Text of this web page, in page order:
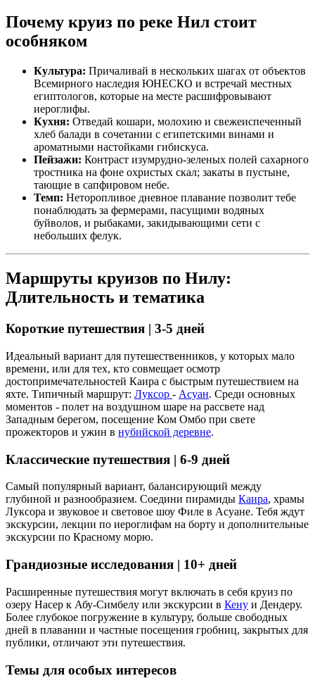
Почему круиз по реке Нил стоит
особняком
Культура: Причаливай в нескольких шагах от объектов
Всемирного наследия ЮНЕСКО и встречай местных
египтологов, которые на месте расшифровывают
иероглифы.
Кухня: Отведай кошари, молохию и свежеиспеченный
хлеб балади в сочетании с египетскими винами и
ароматными настойками гибискуса.
Пейзажи: Контраст изумрудно-зеленых полей сахарного
тростника на фоне охристых скал; закаты в пустыне,
тающие в сапфировом небе.
Темп: Неторопливое дневное плавание позволит тебе
понаблюдать за фермерами, пасущими водяных
буйволов, и рыбаками, закидывающими сети с
небольших фелук.
Маршруты круизов по Нилу:
Длительность и тематика
Короткие путешествия | 3-5 дней
Идеальный вариант для путешественников, у которых мало
времени, или для тех, кто совмещает осмотр
достопримечательностей Каира с быстрым путешествием на
яхте. Типичный маршрут: Луксор - Асуан. Среди основных
моментов - полет на воздушном шаре на рассвете над
Западным берегом, посещение Ком Омбо при свете
прожекторов и ужин в нубийской деревне.
Классические путешествия | 6-9 дней
Самый популярный вариант, балансирующий между
глубиной и разнообразием. Соедини пирамиды Каира, храмы
Луксора и звуковое и световое шоу Филе в Асуане. Тебя ждут
экскурсии, лекции по иероглифам на борту и дополнительные
экскурсии по Красному морю.
Грандиозные исследования | 10+ дней
Расширенные путешествия могут включать в себя круиз по
озеру Насер к Абу-Симбелу или экскурсии в Кену и Дендеру.
Более глубокое погружение в культуру, больше свободных
дней в плавании и частные посещения гробниц, закрытых для
публики, отличают эти путешествия.
Темы для особых интересов